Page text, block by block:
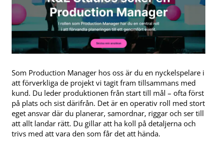
Som Production Manager hos oss är du en nyckelspelare i
att förverkliga de projekt vi tagit fram tillsammans med
kund. Du leder produktionen från start till mål – ofta först
på plats och sist därifrån. Det är en operativ roll med stort
eget ansvar där du planerar, samordnar, riggar och ser till
att allt landar rätt. Du gillar att ha koll på detaljerna och
trivs med att vara den som får det att hända.